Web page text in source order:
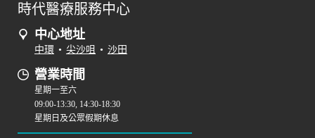
時代醫療服務中心
中心地址
中環 • 尖沙咀 • 沙田
營業時間
星期一至六
09:00-13:30, 14:30-18:30
星期日及公眾假期休息